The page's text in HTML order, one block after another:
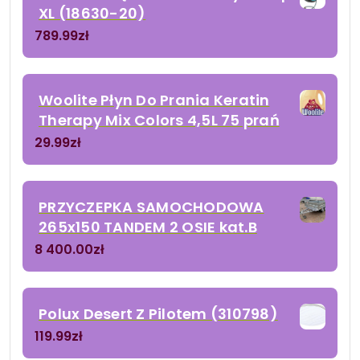
XL (18630-20)
789.99zł
Woolite Płyn Do Prania Keratin
Therapy Mix Colors 4,5L 75 prań
29.99zł
PRZYCZEPKA SAMOCHODOWA
265x150 TANDEM 2 OSIE kat.B
8 400.00zł
Polux Desert Z Pilotem (310798)
119.99zł